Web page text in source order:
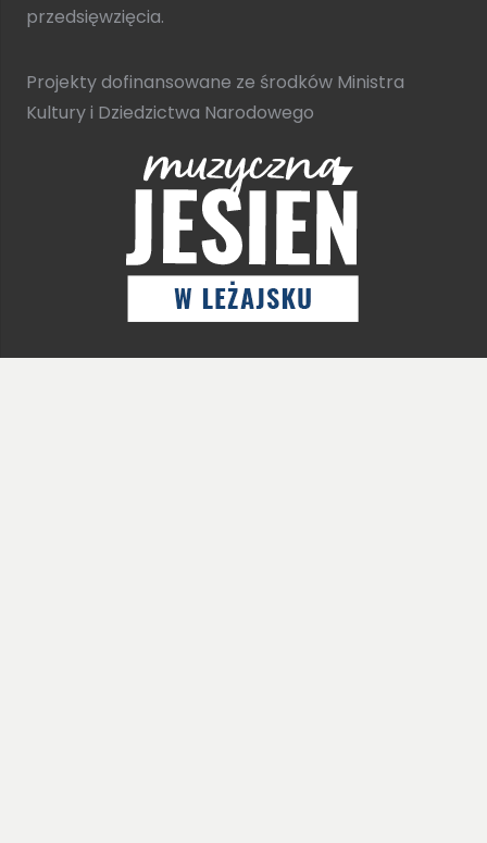
przedsięwzięcia.
Projekty dofinansowane ze środków Ministra
Kultury i Dziedzictwa Narodowego